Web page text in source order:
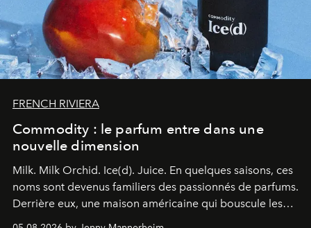
FRENCH RIVIERA
Commodity : le parfum entre dans une
nouvelle dimension
Milk. Milk Orchid. Ice(d). Juice. En quelques saisons, ces
noms sont devenus familiers des passionnés de parfums.
Derrière eux, une maison américaine qui bouscule les
codes de la parfumerie contemporaine en proposant